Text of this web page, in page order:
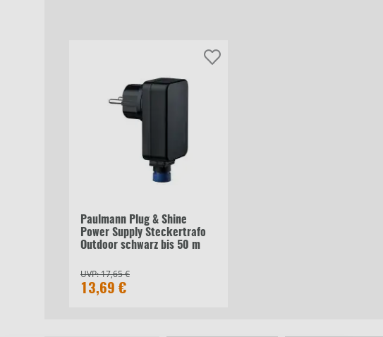
Paulmann Plug & Shine
Power Supply Steckertrafo
Outdoor schwarz bis 50 m
UVP:17,65 €
13,69 €